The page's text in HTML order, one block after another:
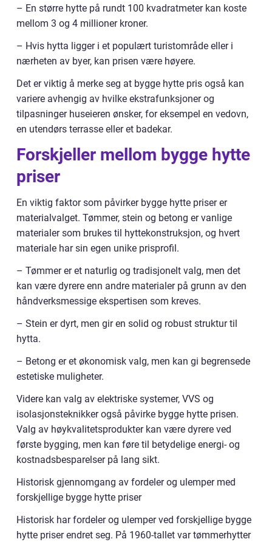
– En større hytte på rundt 100 kvadratmeter kan koste
mellom 3 og 4 millioner kroner.
– Hvis hytta ligger i et populært turistområde eller i
nærheten av byer, kan prisen være høyere.
Det er viktig å merke seg at bygge hytte pris også kan
variere avhengig av hvilke ekstrafunksjoner og
tilpasninger huseieren ønsker, for eksempel en vedovn,
en utendørs terrasse eller et badekar.
Forskjeller mellom bygge hytte
priser
En viktig faktor som påvirker bygge hytte priser er
materialvalget. Tømmer, stein og betong er vanlige
materialer som brukes til hyttekonstruksjon, og hvert
materiale har sin egen unike prisprofil.
– Tømmer er et naturlig og tradisjonelt valg, men det
kan være dyrere enn andre materialer på grunn av den
håndverksmessige ekspertisen som kreves.
– Stein er dyrt, men gir en solid og robust struktur til
hytta.
– Betong er et økonomisk valg, men kan gi begrensede
estetiske muligheter.
Videre kan valg av elektriske systemer, VVS og
isolasjonsteknikker også påvirke bygge hytte prisen.
Valg av høykvalitetsprodukter kan være dyrere ved
første bygging, men kan føre til betydelige energi- og
kostnadsbesparelser på lang sikt.
Historisk gjennomgang av fordeler og ulemper med
forskjellige bygge hytte priser
Historisk har fordeler og ulemper ved forskjellige bygge
hytte priser endret seg. På 1960-tallet var tømmerhytter